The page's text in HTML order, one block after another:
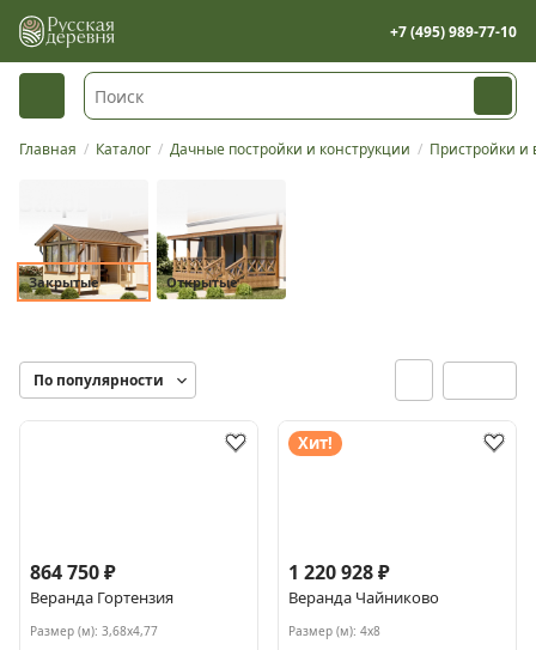
+7 (495) 989-77-10
Главная Каталог Дачные постройки и конструкции Пристройки и
Закрытые Открытые
864 750 ₽
Веранда Гортензия
Размер (м): 3,68х4,77
Хит!
1 220 928 ₽
Веранда Чайниково
Размер (м): 4х8